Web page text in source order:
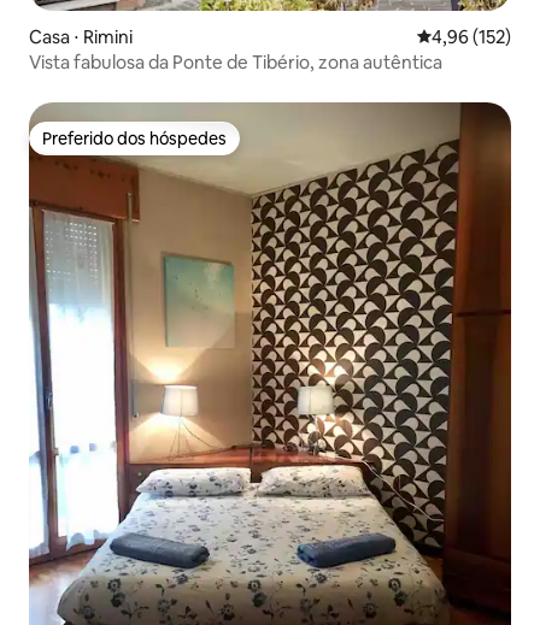
Casa ⋅ Rimini 4,96 de uma
4,96 (152)
Vista fabulosa da Ponte de Tibério, zona autêntica
Preferido dos hóspedes
Preferido dos hóspedes